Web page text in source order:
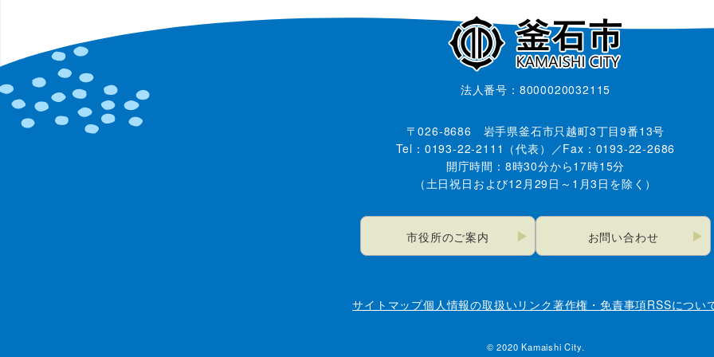
法人番号：8000020032115
〒026-8686 岩手県釜石市只越町3丁目9番13号
Tel：0193-22-2111（代表）／Fax：0193-22-2686
開庁時間：8時30分から17時15分
（土日祝日および12月29日～1月3日を除く）
市役所のご案内 お問い合わせ
サイトマップ個人情報の取扱いリンク著作権・免責事項RSSについ
© 2020 Kamaishi City.